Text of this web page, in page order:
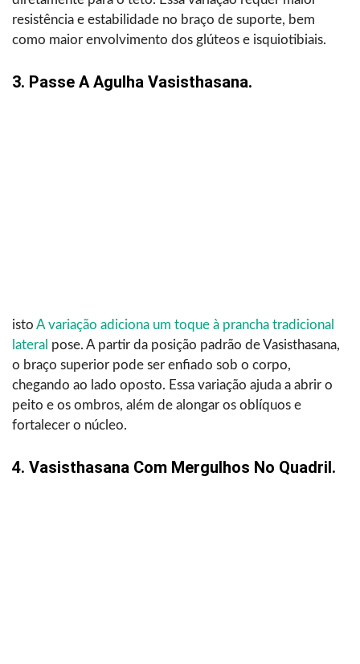
resistência e estabilidade no braço de suporte, bem
como maior envolvimento dos glúteos e isquiotibiais.
3. Passe A Agulha Vasisthasana.
isto A variação adiciona um toque à prancha tradicional
lateral pose. A partir da posição padrão de Vasisthasana,
o braço superior pode ser enfiado sob o corpo,
chegando ao lado oposto. Essa variação ajuda a abrir o
peito e os ombros, além de alongar os oblíquos e
fortalecer o núcleo.
4. Vasisthasana Com Mergulhos No Quadril.